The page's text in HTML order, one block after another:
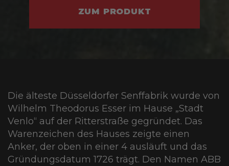
ZUM PRODUKT
Die älteste Düsseldorfer Senffabrik wurde von
Wilhelm Theodorus Esser im Hause „Stadt
Venlo“ auf der Ritterstraße gegründet. Das
Warenzeichen des Hauses zeigte einen
Anker, der oben in einer 4 ausläuft und das
Gründungsdatum 1726 trägt. Den Namen ABB